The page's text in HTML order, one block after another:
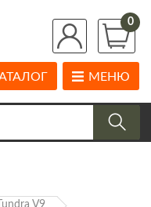
0
МЕНЮ